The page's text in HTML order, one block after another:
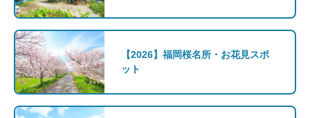
【2026】福岡桜名所・お花見スポ
ット